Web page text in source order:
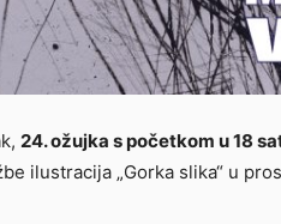
24. ožujka s početkom u 18
ilustracija „Gorka slika“ u